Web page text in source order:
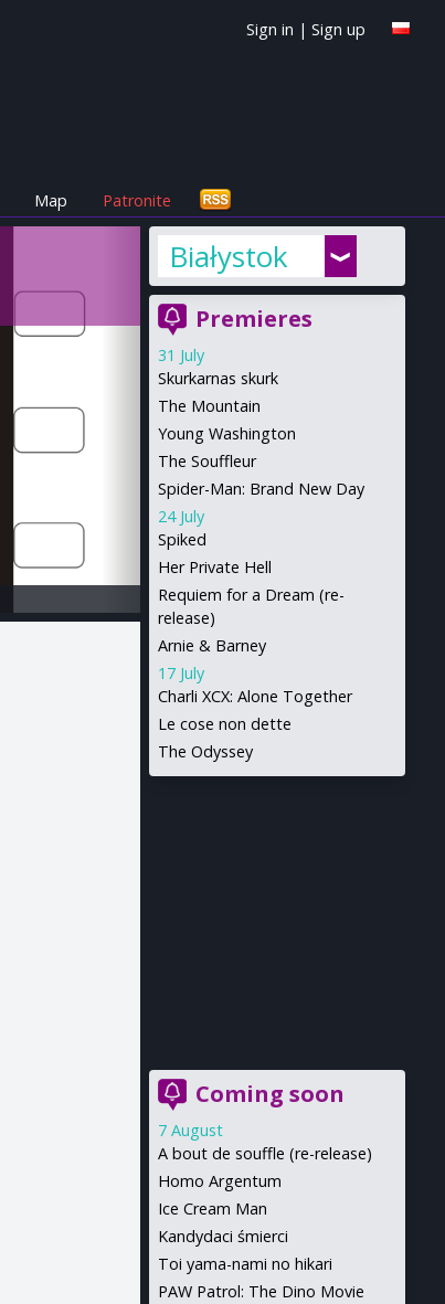
Sign in | Sign up
Map Patronite
Białystok
Premieres
31 July
Skurkarnas skurk
The Mountain
Young Washington
The Souffleur
Spider-Man: Brand New Day
24 July
Spiked
Her Private Hell
Requiem for a Dream (re-
release)
Arnie & Barney
17 July
Charli XCX: Alone Together
Le cose non dette
The Odyssey
Coming soon
7 August
A bout de souffle (re-release)
Homo Argentum
Ice Cream Man
Kandydaci śmierci
Toi yama-nami no hikari
PAW Patrol: The Dino Movie